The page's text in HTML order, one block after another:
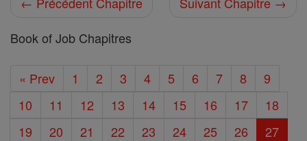
Book of Job Chapitres
« Prev 1 2 3 4 5 6 7 8
9
10
11 12 13 14 15 16 17
18
19
20 21 22 23 24 25 26
27